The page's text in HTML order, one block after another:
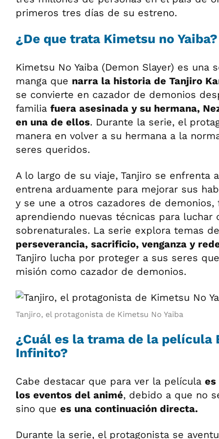
primeros tres días de su estreno.
¿De que trata Kimetsu no Yaiba?
Kimetsu No Yaiba (Demon Slayer) es una
manga que narra la historia de Tanjiro
se convierte en cazador de demonios
familia fuera asesinada y su hermana,
en una de ellos. Durante la serie, el
manera en volver a su hermana a la
seres queridos.
A lo largo de su viaje, Tanjiro se enfrenta a
entrena arduamente para mejorar sus
y se une a otros cazadores de demonios,
aprendiendo nuevas técnicas para luchar
sobrenaturales. La serie explora temas
perseverancia, sacrificio, venganza y
Tanjiro lucha por proteger a sus seres
misión como cazador de demonios.
Tanjiro, el protagonista de Kimetsu No Yaiba
¿Cuál es la trama de la película
Infinito?
Cabe destacar que para ver la película es
los eventos del animé, debido a que no
sino que es una continuación directa.
Durante la serie, el protagonista se